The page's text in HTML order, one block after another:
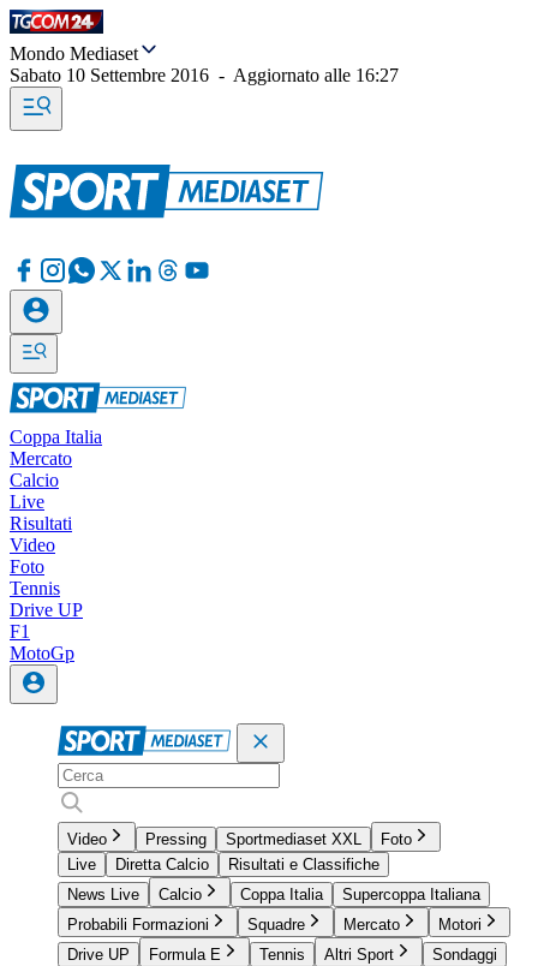
Mondo Mediaset
Sabato 10 Settembre 2016 - Aggiornato alle 16:27
Coppa Italia
Mercato
Calcio
Live
Risultati
Video
Foto
Tennis
Drive UP
F1
MotoGp
Video Pressing Sportmediaset XXL
Foto
Live
Diretta Calcio
Risultati e Classifiche
News Live
Calcio Coppa Italia
Supercoppa Italiana
Probabili Formazioni
Squadre Mercato
Motori
Drive UP
Formula E Tennis Altri Sport
Sondaggi